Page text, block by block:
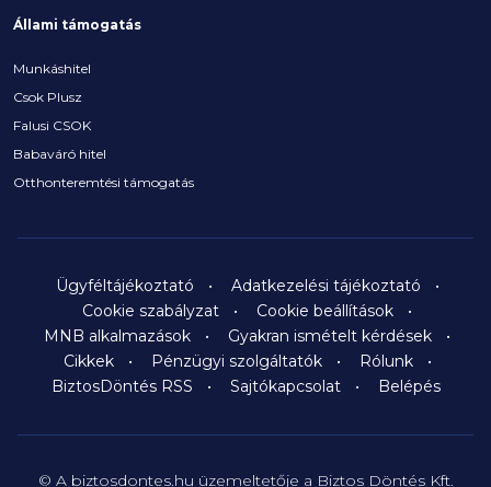
Állami támogatás
Munkáshitel
Csok Plusz
Falusi CSOK
Babaváró hitel
Otthonteremtési támogatás
Ügyféltájékoztató
Adatkezelési tájékoztató
Cookie szabályzat
Cookie beállítások
MNB alkalmazások
Gyakran ismételt kérdések
Cikkek
Pénzügyi szolgáltatók
Rólunk
BiztosDöntés RSS
Sajtókapcsolat Belépés
© A biztosdontes.hu üzemeltetője a Biztos Döntés Kft.